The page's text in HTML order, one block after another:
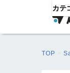
カテ
TOP